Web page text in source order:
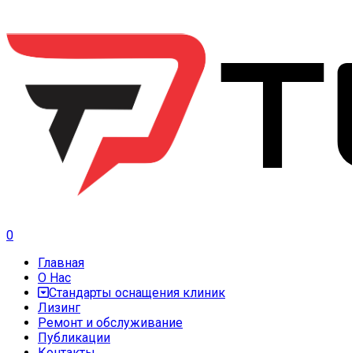
0
Главная
О Нас
Стандарты оснащения клиник
Лизинг
Ремонт и обслуживание
Публикации